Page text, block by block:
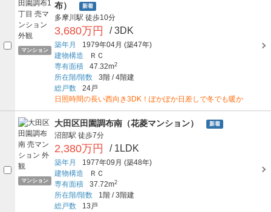
マンション
布）
新着
多摩川駅 徒歩10分
3,680万円 / 3DK
築年月 1979年04月 (築47年)
建物構造
ＲＣ
専有面積
47.32m2
所在階/階数 3階 /4階建
総戸数
24戸
日照時間の長い西向き3DK！ぽかぽか日差しで冬でも暖か
マンション
大田区田園調布南（花菱マンション） 新着
沼部駅 徒歩7分
2,380万円 / 1LDK
築年月 1977年09月 (築48年)
建物構造
ＲＣ
専有面積
37.72m2
所在階/階数 1階 /3階建
総戸数
13戸